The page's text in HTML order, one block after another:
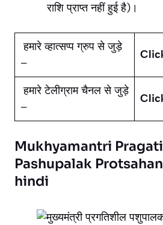
राशि प्राप्त नहीं हुई है)।
हमारे व्हात्सप्प ग्रुप से जुड़े
–
हमारे टेलीग्राम चैनल से जुड़े
–
Mukhyamantri
Pashupalak
hindi